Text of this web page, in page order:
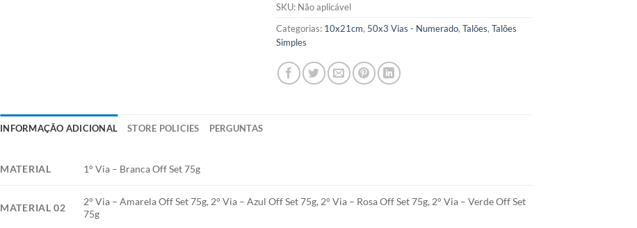
SKU: Não aplicável
Categorias: 10x21cm, 50x3 Vias - Numerado, Talões, Talões
Simples
INFORMAÇÃO ADICIONAL STORE POLICIES PERGUNTAS
MATERIAL 1° Via – Branca Off Set 75g
MATERIAL 02
2° Via – Amarela Off Set 75g, 2° Via – Azul Off Set 75g, 2° Via – Rosa Off Set 75g, 2° Via – Verde Off Set
75g